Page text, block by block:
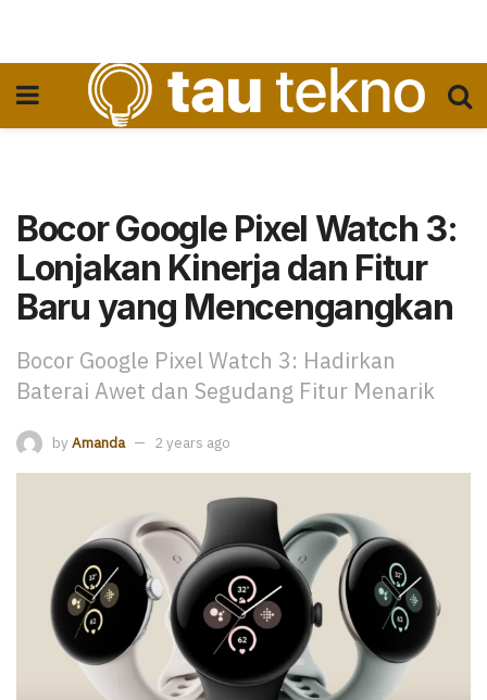
Bocor Google Pixel Watch 3:
Lonjakan Kinerja dan Fitur
Baru yang Mencengangkan
Bocor Google Pixel Watch 3: Hadirkan
Baterai Awet dan Segudang Fitur Menarik
by Amanda 2 years ago